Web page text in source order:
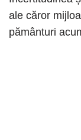
ale căror
pământuri